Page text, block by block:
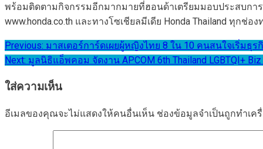
พร้อมติดตามกิจกรรมอีกมากมายที่ฮอนด้าเตรียมมอบประสบกา
www.honda.co.th และทางโซเชียลมีเดีย Honda Thailand ทุกช่อ
แนะแนว
เรื่อง
Previous: มาสเตอร์การ์ดเผยผู้หญิงไทย 8 ใน 10 คนสนใจเริ่มธุ
Next: มูลนิธิแอ็พคอม จัดงาน APCOM 6th Thailand LGBTQI+
ใส่ความเห็น
อีเมลของคุณจะไม่แสดงให้คนอื่นเห็น ช่องข้อมูลจำเป็นถูกทำเค